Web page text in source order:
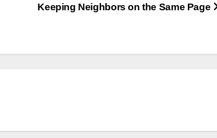
Keeping Neighbors on the Same Page